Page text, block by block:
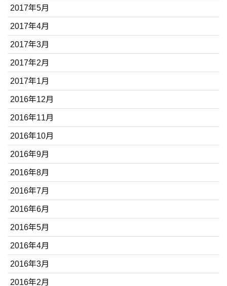
2017年5月
2017年4月
2017年3月
2017年2月
2017年1月
2016年12月
2016年11月
2016年10月
2016年9月
2016年8月
2016年7月
2016年6月
2016年5月
2016年4月
2016年3月
2016年2月